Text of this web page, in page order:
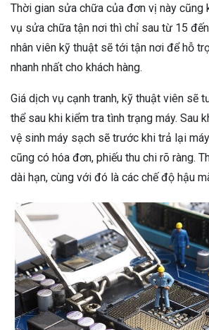
Thời gian sửa chữa của đơn vị này cũng
vụ sửa chữa tận nơi thì chỉ sau từ 15
nhân viên kỹ thuật sẽ tới tận nơi để hỗ
nhanh nhất cho khách hàng.
Giá dịch vụ cạnh tranh, kỹ thuật viên sẽ
thể sau khi kiểm tra tình trạng máy. Sau
vệ sinh máy sạch sẽ trước khi trả lại
cũng có hóa đơn, phiếu thu chi rõ ràng.
dài hạn, cùng với đó là các chế độ hậu